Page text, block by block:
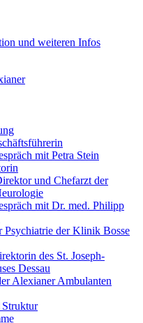
und weiteren Infos
mit Petra Stein
und Chefarzt der
mit Dr. med. Philipp
Psychiatrie der Klinik Bosse
des St. Joseph-
Dessau
Alexianer Ambulanten
Struktur